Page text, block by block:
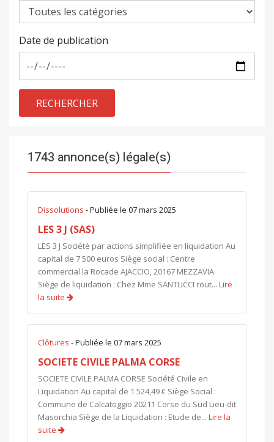
1743 annonce(s) légale(s)
Dissolutions - Publiée le 07 mars 2025
LES 3 J (SAS)
LES 3 J Société par actions simplifiée en liquidation Au
capital de 7 500 euros Siège social : Centre
commercial la Rocade AJACCIO, 20167 MEZZAVIA
Siège de liquidation : Chez Mme SANTUCCI rout... Lire
la suite
Clôtures - Publiée le 07 mars 2025
SOCIETE CIVILE PALMA CORSE
SOCIETE CIVILE PALMA CORSE Société Civile en
Liquidation Au capital de 1 524,49 € Siège Social :
Commune de Calcatoggio 20211 Corse du Sud Lieu-dit
Masorchia Siège de la Liquidation : Etude de... Lire la
suite
Date de publication
RECHERCHER